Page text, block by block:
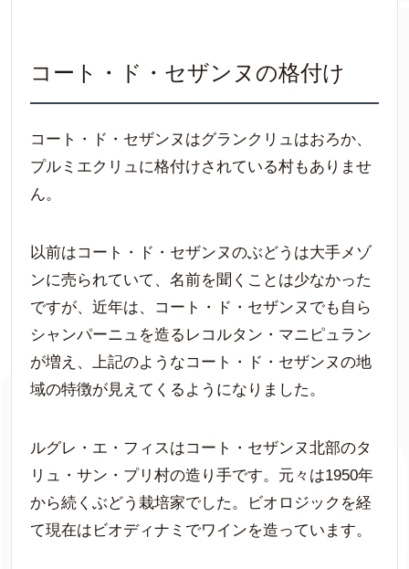
コート・ド・セザンヌの格付け
コート・ド・セザンヌはグランクリュはおろか、
プルミエクリュに格付けされている村もありませ
ん。
以前はコート・ド・セザンヌのぶどうは大手メゾ
ンに売られていて、名前を聞くことは少なかった
ですが、近年は、コート・ド・セザンヌでも自ら
シャンパーニュを造るレコルタン・マニピュラン
が増え、上記のようなコート・ド・セザンヌの地
域の特徴が見えてくるようになりました。
ルグレ・エ・フィスはコート・セザンヌ北部のタ
リュ・サン・プリ村の造り手です。元々は1950年
から続くぶどう栽培家でした。ビオロジックを経
て現在はビオディナミでワインを造っています。